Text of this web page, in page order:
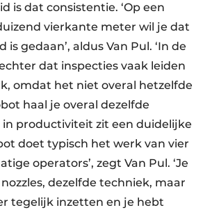
is dat consistentie. ‘Op een
vierkante meter wil je dat
is gedaan’, aldus Van Pul. ‘In de
dat inspecties vaak leiden
omdat het niet overal hetzelfde
haal je overal dezelfde
in productiviteit zit een duidelijke
doet typisch het werk van vier
operators’, zegt Van Pul. ‘Je
dezelfde techniek, maar
tegelijk inzetten en je hebt